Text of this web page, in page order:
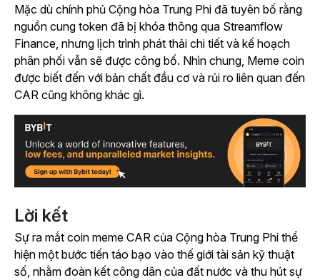
Mặc dù chính phủ Cộng hòa Trung Phi đã tuyên bố rằng
nguồn cung token đã bị khóa thông qua Streamflow
Finance, nhưng lịch trình phát thải chi tiết và kế hoạch
phân phối vẫn sẽ được công bố. Nhìn chung, Meme coin
được biết đến với bản chất đầu cơ và rủi ro liên quan đến
CAR cũng không khác gì.
Lời kết
Sự ra mắt coin meme CAR của Cộng hòa Trung Phi thể
hiện một bước tiến táo bạo vào thế giới tài sản kỹ thuật
số, nhằm đoàn kết công dân của đất nước và thu hút sự